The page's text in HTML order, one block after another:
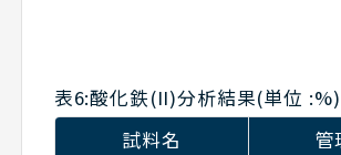
表6:酸化鉄(II)分析結果(単位 :%)
試料名
管